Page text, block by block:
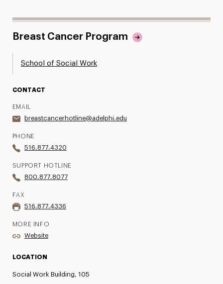
Breast Cancer Program
School of Social Work
CONTACT
EMAIL
breastcancerhotline@adelphi.edu
PHONE
516.877.4320
SUPPORT HOTLINE
800.877.8077
FAX
516.877.4336
MORE INFO
Website
LOCATION
Social Work Building, 105